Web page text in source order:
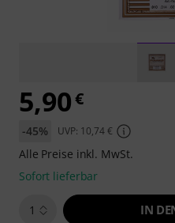
5,90€
-45% UVP: 10,74 €
Alle Preise inkl. MwSt.
Sofort lieferbar
1 IN